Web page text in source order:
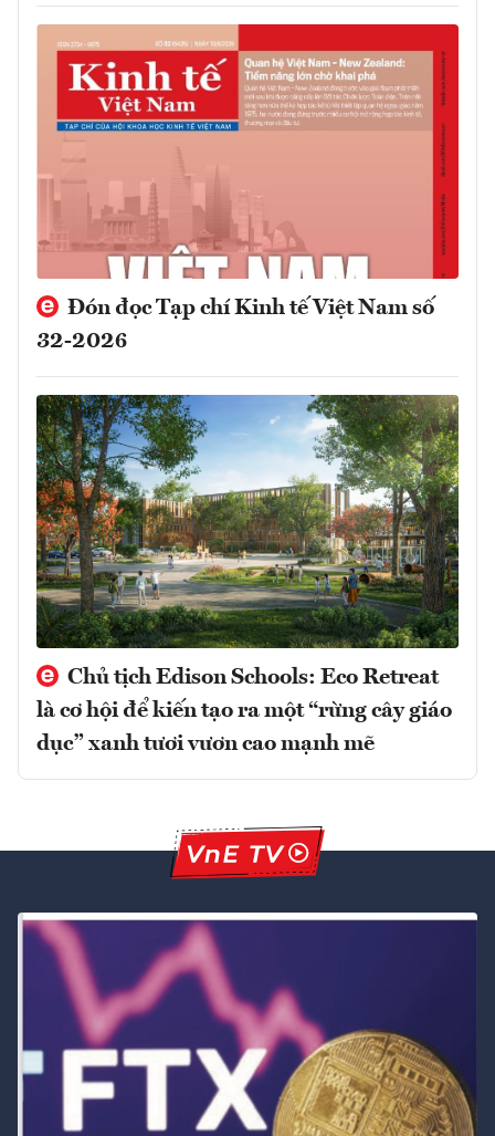
Đón đọc Tạp chí Kinh tế Việt Nam số
32-2026
Chủ tịch Edison Schools: Eco Retreat
là cơ hội để kiến tạo ra một “rừng cây giáo
dục” xanh tươi vươn cao mạnh mẽ